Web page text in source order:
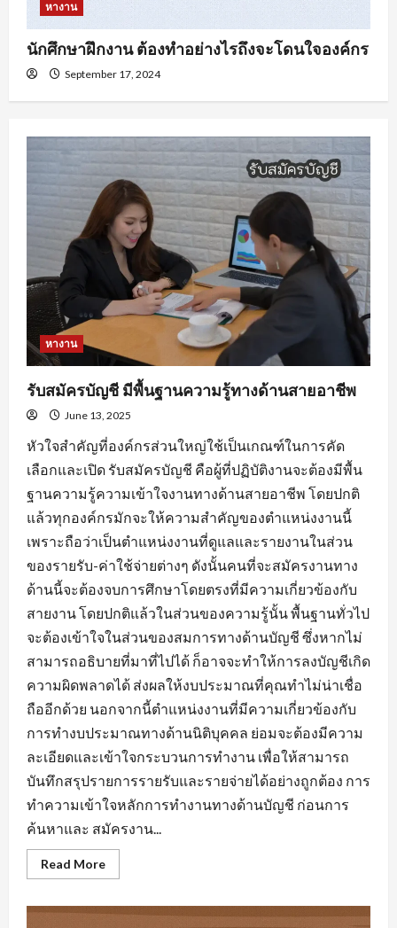
หางาน
นักศึกษาฝึกงาน ต้องทำอย่างไรถึงจะโดนใจองค์กร
September 17, 2024
หางาน
รับสมัครบัญชี มีพื้นฐานความรู้ทางด้านสายอาชีพ
June 13, 2025
หัวใจสำคัญที่องค์กรส่วนใหญ่ใช้เป็นเกณฑ์ในการคัด
เลือกและเปิด รับสมัครบัญชี คือผู้ที่ปฏิบัติงานจะต้องมีพื้น
ฐานความรู้ความเข้าใจงานทางด้านสายอาชีพ โดยปกติ
แล้วทุกองค์กรมักจะให้ความสำคัญของตำแหน่งงานนี้
เพราะถือว่าเป็นตำแหน่งงานที่ดูแลและรายงานในส่วน
ของรายรับ-ค่าใช้จ่ายต่างๆ ดังนั้นคนที่จะสมัครงานทาง
ด้านนี้จะต้องจบการศึกษาโดยตรงที่มีความเกี่ยวข้องกับ
สายงาน โดยปกติแล้วในส่วนของความรู้นั้น พื้นฐานทั่วไป
จะต้องเข้าใจในส่วนของสมการทางด้านบัญชี ซึ่งหากไม่
สามารถอธิบายที่มาที่ไปได้ ก็อาจจะทำให้การลงบัญชีเกิด
ความผิดพลาดได้ ส่งผลให้งบประมาณที่คุณทำไม่น่าเชื่อ
ถืออีกด้วย นอกจากนี้ตำแหน่งงานที่มีความเกี่ยวข้องกับ
การทำงบประมาณทางด้านนิติบุคคล ย่อมจะต้องมีความ
ละเอียดและเข้าใจกระบวนการทำงาน เพื่อให้สามารถ
บันทึกสรุปรายการรายรับและรายจ่ายได้อย่างถูกต้อง การ
ทำความเข้าใจหลักการทำงานทางด้านบัญชี ก่อนการ
ค้นหาและ สมัครงาน...
Read MoreRead
more
สมัคร